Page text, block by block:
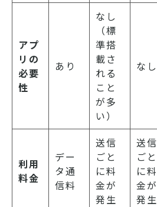
アプ
リの
必要
性
あり
なし
（標
準搭
載さ
れる
こと
が多
い）
なし
利用
料金
デー
タ通
信料
送信
ごと
に料
金が
発生
送信
ごと
に料
金が
発生